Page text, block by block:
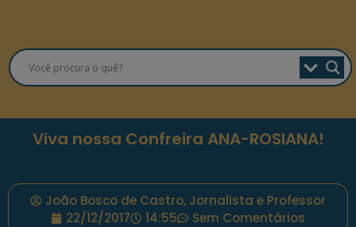
Viva nossa Confreira ANA-ROSIANA!
João Bosco de Castro, Jornalista e Professor
22/12/2017
14:55 Sem Comentários